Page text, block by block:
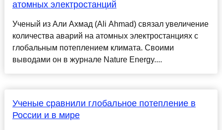
атомных электростанций
Ученый из Али Ахмад (Ali Ahmad) связал увеличение
количества аварий на атомных электростанциях с
глобальным потеплением климата. Своими
выводами он в журнале Nature Energy....
Ученые сравнили глобальное потепление в
России и в мире